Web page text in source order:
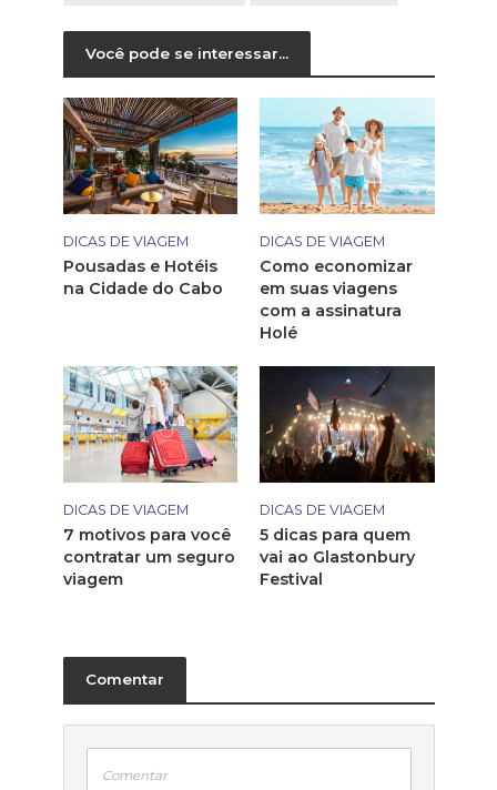
Você pode se interessar...
DICAS DE VIAGEM
Pousadas e Hotéis
na Cidade do Cabo
DICAS DE VIAGEM
Como economizar
em suas viagens
com a assinatura
Holé
DICAS DE VIAGEM
7 motivos para você
contratar um seguro
viagem
DICAS DE VIAGEM
5 dicas para quem
vai ao Glastonbury
Festival
Comentar
Comentar